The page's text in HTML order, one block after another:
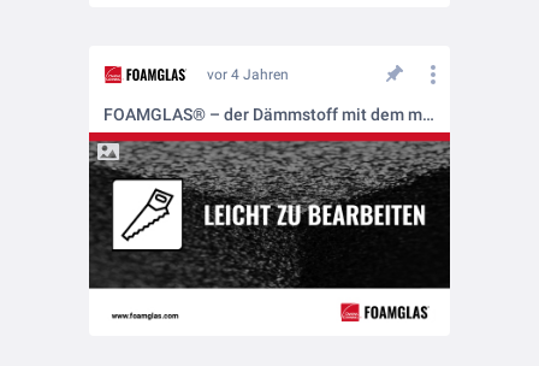
vor 4 Jahren
FOAMGLAS® – der Dämmstoff mit dem mehrfachen Schutz